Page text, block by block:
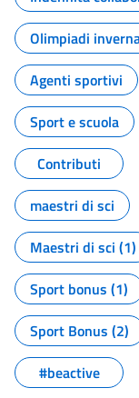
Olimpiadi
Agenti sportivi
Sport e scuola
Contributi
maestri di sci
Maestri di sci (1)
Sport bonus (1)
Sport Bonus (2)
#beactive